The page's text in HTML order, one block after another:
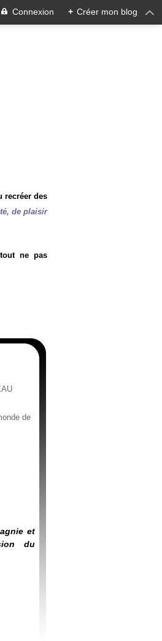
Connexion + Créer mon blog
recréer des
de plaisir
ne pas
de
et
du